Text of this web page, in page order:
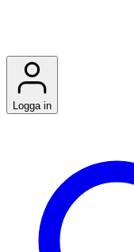
Logga in